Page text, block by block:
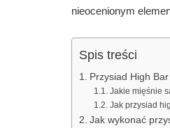
nieocenionym
Spis treści
Przysiad High
Jakie mięśnie
Jak przysiad
Jak wykonać